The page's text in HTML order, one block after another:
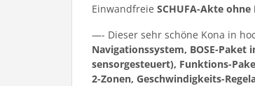
Einwandfreie SCHUFA-Akte
—- Dieser sehr schöne Kona in
Navigationssystem, BOSE-
sensorgesteuert), Funktions-
2-Zonen, Geschwindigkeits-